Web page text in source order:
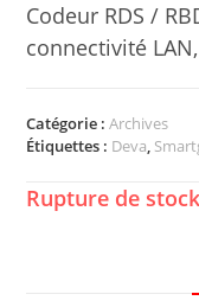
Codeur RDS /
connectivité
Catégorie :Archives
Étiquettes : Deva,
Rupture de stock